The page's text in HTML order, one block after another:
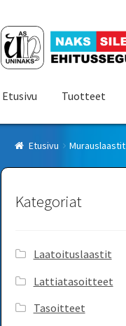
Siirry
navigointiin
Siirry
sisältöön
Etusivu Tuotteet
Etusivu Murauslaastit
Kategoriat
Laatoituslaastit
Lattiatasoitteet
Tasoitteet